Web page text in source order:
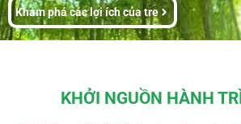
Khám phá các lợi ích của tre
KHỞI NGUỒN HÀNH